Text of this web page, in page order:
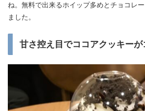
ね。無料で出来るホイップ多めとチョコレ
ました。
甘さ控え目でココアクッキーが